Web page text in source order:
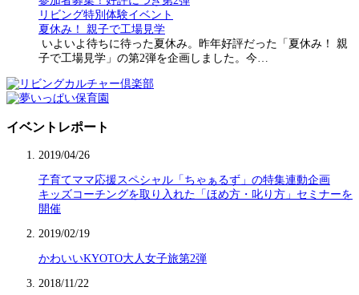
リビング特別体験イベント
夏休み！ 親子で工場見学
いよいよ待ちに待った夏休み。昨年好評だった「夏休み！ 親
子で工場見学」の第2弾を企画しました。今…
イベントレポート
2019/04/26
子育てママ応援スペシャル「ちゃぁるず」の特集連動企画
キッズコーチングを取り入れた「ほめ方・叱り方」セミナーを
開催
2019/02/19
かわいいKYOTO大人女子旅第2弾
2018/11/22